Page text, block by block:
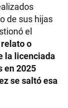
de sus hijas
el
o
la licenciada
en 2025
se saltó esa